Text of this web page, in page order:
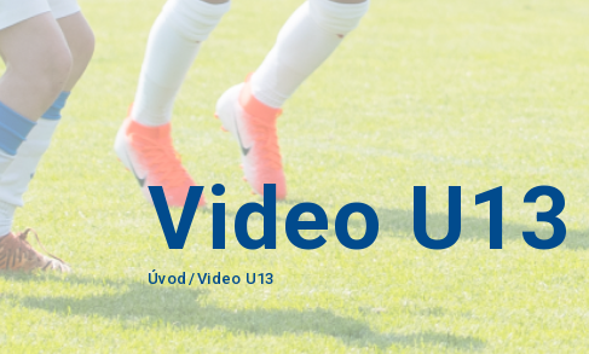
Video U13
Úvod Video U13